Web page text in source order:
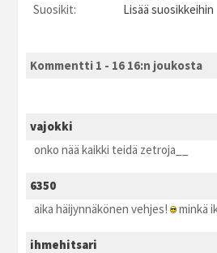
Suosikit:
Lisää suosikkeihin
Kommentti 1 - 16 16:n joukosta
vajokki
onko nää kaikki teidä zetroja__
6350
aika häijynnäkönen vehjes! minkä
ihmehitsari